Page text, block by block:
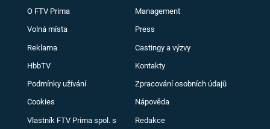
O FTV Prima Management
Volná místa Press
Reklama Castingy a výzvy
HbbTV Kontakty
Podmínky užívání Zpracování osobních údajů
Cookies Nápověda
Vlastník FTV Prima spol. s
Redakce